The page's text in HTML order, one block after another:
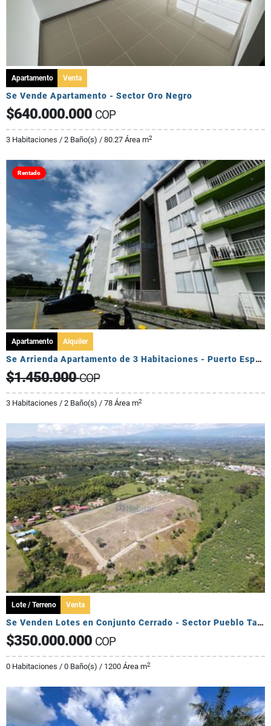
Apartamento Venta
Se Vende Apartamento - Sector Oro Negro
$640.000.000 COP
3 Habitaciones / 2 Baño(s) / 80.27 Área m2
Rentado
Apartamento Alquiler
Se Arrienda Apartamento de 3 Habitaciones - Puerto Espejo
$1.450.000COP
3 Habitaciones / 2 Baño(s) / 78 Área m2
Lote / Terreno Venta
Se Venden Lotes en Conjunto Cerrado - Sector Pueblo Tapado
$350.000.000 COP
0 Habitaciones / 0 Baño(s) / 1200 Área m2